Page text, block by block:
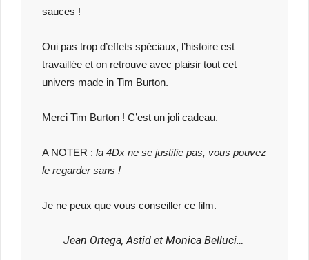
sauces !
Oui pas trop d’effets spéciaux, l’histoire est
travaillée et on retrouve avec plaisir tout cet
univers made in Tim Burton.
Merci Tim Burton ! C’est un joli cadeau.
A NOTER : la 4Dx ne se justifie pas, vous pouvez
le regarder sans !
Je ne peux que vous conseiller ce film.
Jean Ortega, Astid et Monica Belluci…